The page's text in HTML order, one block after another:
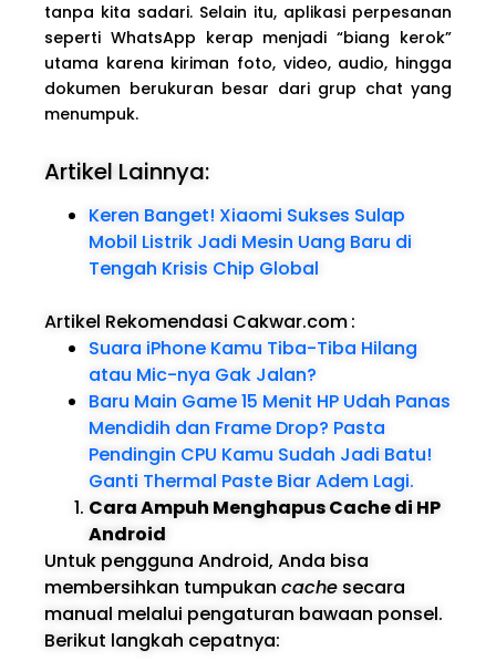
tanpa kita sadari. Selain itu, aplikasi perpesanan
seperti WhatsApp kerap menjadi “biang kerok”
utama karena kiriman foto, video, audio, hingga
dokumen berukuran besar dari grup chat yang
menumpuk.
Artikel Lainnya:
Keren Banget! Xiaomi Sukses Sulap
Mobil Listrik Jadi Mesin Uang Baru di
Tengah Krisis Chip Global
Artikel Rekomendasi Cakwar.com:
Suara iPhone Kamu Tiba-Tiba Hilang
atau Mic-nya Gak Jalan?
Baru Main Game 15 Menit HP Udah Panas
Mendidih dan Frame Drop? Pasta
Pendingin CPU Kamu Sudah Jadi Batu!
Ganti Thermal Paste Biar Adem Lagi.
Cara Ampuh Menghapus Cache di HP
Android
Untuk pengguna Android, Anda bisa
membersihkan tumpukan cache secara
manual melalui pengaturan bawaan ponsel.
Berikut langkah cepatnya: